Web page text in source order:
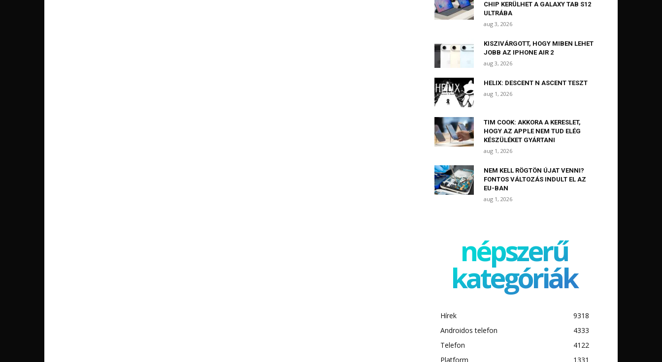
CHIP KERÜLHET A GALAXY TAB S12
ULTRÁBA
aug 3, 2026
KISZIVÁRGOTT, HOGY MIBEN LEHET
JOBB AZ IPHONE AIR 2
aug 3, 2026
HELIX: DESCENT N ASCENT TESZT
aug 1, 2026
TIM COOK: AKKORA A KERESLET,
HOGY AZ APPLE NEM TUD ELÉG
KÉSZÜLÉKET GYÁRTANI
aug 1, 2026
NEM KELL RÖGTÖN ÚJAT VENNI?
FONTOS VÁLTOZÁS INDULT EL AZ
EU-BAN
aug 1, 2026
népszerű
kategóriák
Hírek
9318
Androidos telefon
4333
Telefon
4122
Platform
1331